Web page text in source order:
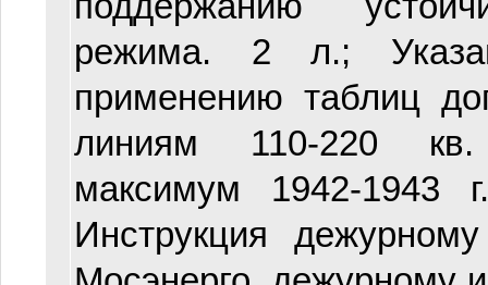
режима. 2 л.;
применению таблиц
линиям 110-220
максимум 1942-1943
Инструкция